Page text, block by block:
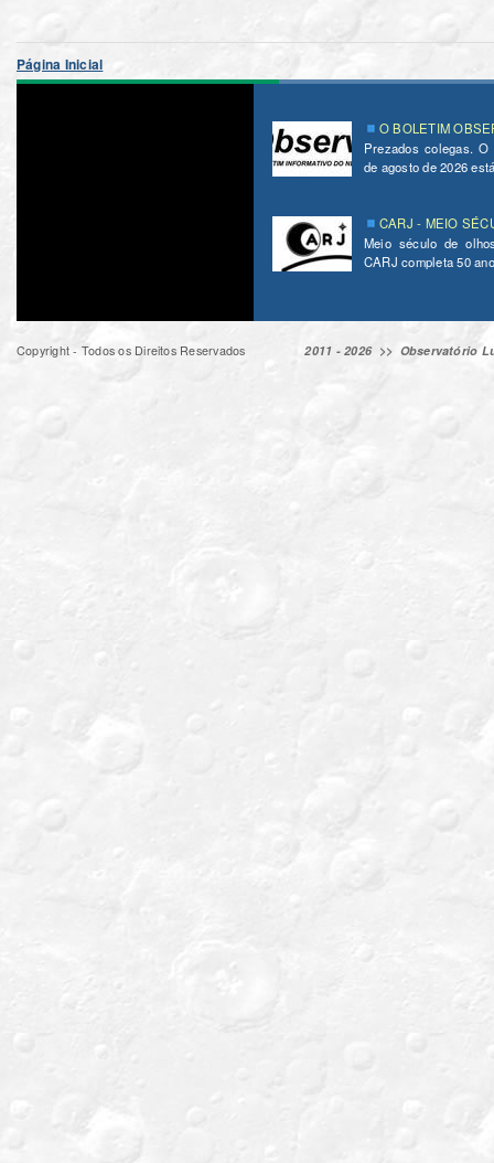
Página Inicial
O BOLETIM
Prezados colegas.
de agosto de 2026
CARJ - MEIO
Meio século de
CARJ completa 50
Copyright - Todos os Direitos Reservados 2011 - 2026 >> Observatório